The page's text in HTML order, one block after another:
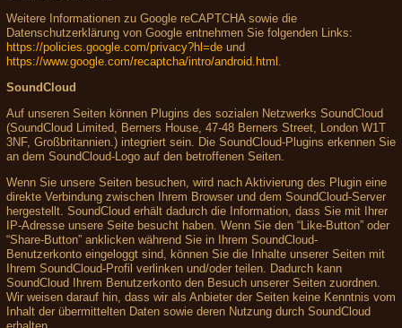
Weitere Informationen zu Google reCAPTCHA sowie die
Datenschutzerklärung von Google entnehmen Sie folgenden Links:
https://policies.google.com/privacy?hl=de und
https://www.google.com/recaptcha/intro/android.html
SoundCloud
Auf unseren Seiten können Plugins des sozialen Netzwerks SoundCloud
(SoundCloud Limited, Berners House, 47-48 Berners Street, London W1T
3NF, Großbritannien.) integriert sein. Die SoundCloud-Plugins erkennen Sie
an dem SoundCloud-Logo auf den betroffenen Seiten.
Wenn Sie unsere Seiten besuchen, wird nach Aktivierung des Plugin eine
direkte Verbindung zwischen Ihrem Browser und dem SoundCloud-Server
hergestellt. SoundCloud erhält dadurch die Information, dass Sie mit Ihrer
IP-Adresse unsere Seite besucht haben. Wenn Sie den “Like-Button” oder
“Share-Button” anklicken während Sie in Ihrem SoundCloud-
Benutzerkonto eingeloggt sind, können Sie die Inhalte unserer Seiten mit
Ihrem SoundCloud-Profil verlinken und/oder teilen. Dadurch kann
SoundCloud Ihrem Benutzerkonto den Besuch unserer Seiten zuordnen.
Wir weisen darauf hin, dass wir als Anbieter der Seiten keine Kenntnis vom
Inhalt der übermittelten Daten sowie deren Nutzung durch SoundCloud